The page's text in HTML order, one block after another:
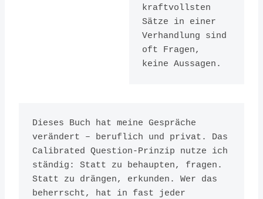
kraftvollsten
Sätze in einer
Verhandlung sind
oft Fragen,
keine Aussagen.
Dieses Buch hat meine Gespräche
verändert – beruflich und privat. Das
Calibrated Question-Prinzip nutze ich
ständig: Statt zu behaupten, fragen.
Statt zu drängen, erkunden. Wer das
beherrscht, hat in fast jeder